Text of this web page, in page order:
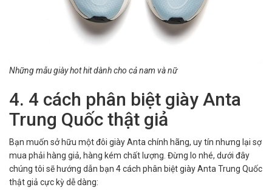
Những mẫu giày hot hit dành cho cả nam và nữ
4. 4 cách phân biệt giày Anta
Trung Quốc thật giả
Bạn muốn sở hữu một đôi giày Anta chính hãng, uy tín nhưng lại sợ
mua phải hàng giả, hàng kém chất lượng. Đừng lo nhé, dưới đây
chúng tôi sẽ hướng dẫn bạn 4 cách phân biệt giày Anta Trung Quốc
thật giả cực kỳ dễ dàng: